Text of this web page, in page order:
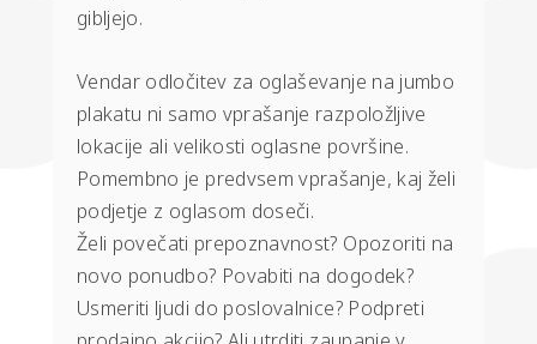
gibljejo.
Vendar odločitev za oglaševanje na jumbo
plakatu ni samo vprašanje razpoložljive
lokacije ali velikosti oglasne površine.
Pomembno je predvsem vprašanje, kaj želi
podjetje z oglasom doseči.
Želi povečati prepoznavnost? Opozoriti na
novo ponudbo? Povabiti na dogodek?
Usmeriti ljudi do poslovalnice? Podpreti